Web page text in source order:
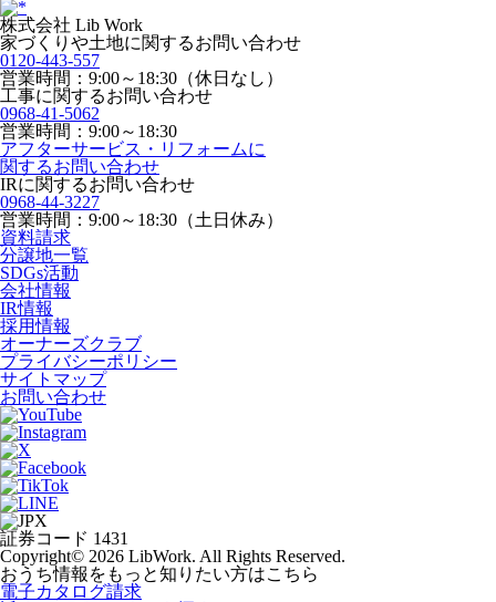
株式会社 Lib Work
家づくりや土地に関するお問い合わせ
0120-443-557
営業時間：9:00～18:30（休日なし）
工事に関するお問い合わせ
0968-41-5062
営業時間：9:00～18:30
アフターサービス・リフォームに
関するお問い合わせ
IRに関するお問い合わせ
0968-44-3227
営業時間：9:00～18:30（土日休み）
資料請求
分譲地一覧
SDGs活動
会社情報
IR情報
採用情報
オーナーズクラブ
プライバシーポリシー
サイトマップ
お問い合わせ
証券コード 1431
Copyright© 2026 LibWork. All Rights Reserved.
おうち情報をもっと知りたい方はこちら
電子カタログ請求